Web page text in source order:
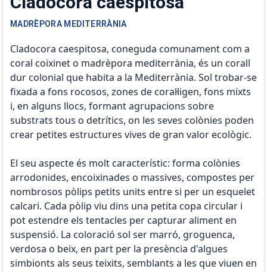
MADRÈPORA MEDITERRÀNIA
Cladocora caespitosa, coneguda comunament com a
coral coixinet o madrèpora mediterrània, és un corall
dur colonial que habita a la Mediterrània. Sol trobar-se
fixada a fons rocosos, zones de coral·ligen, fons mixts
i, en alguns llocs, formant agrupacions sobre
substrats tous o detrítics, on les seves colònies poden
crear petites estructures vives de gran valor ecològic.
El seu aspecte és molt característic: forma colònies
arrodonides, encoixinades o massives, compostes per
nombrosos pòlips petits units entre si per un esquelet
calcari. Cada pòlip viu dins una petita copa circular i
pot estendre els tentacles per capturar aliment en
suspensió. La coloració sol ser marró, groguenca,
verdosa o beix, en part per la presència d'algues
simbionts als seus teixits, semblants a les que viuen en